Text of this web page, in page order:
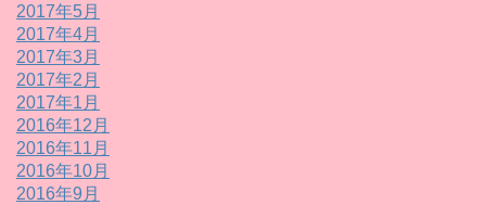
2017年5月
2017年4月
2017年3月
2017年2月
2017年1月
2016年12月
2016年11月
2016年10月
2016年9月